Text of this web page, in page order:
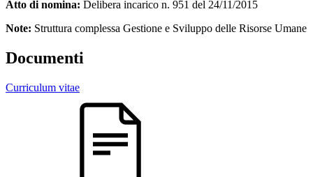
Atto di nomina: Delibera incarico n. 951 del 24/11/2015
Note: Struttura complessa Gestione e Sviluppo delle Risorse Umane
Documenti
Curriculum vitae